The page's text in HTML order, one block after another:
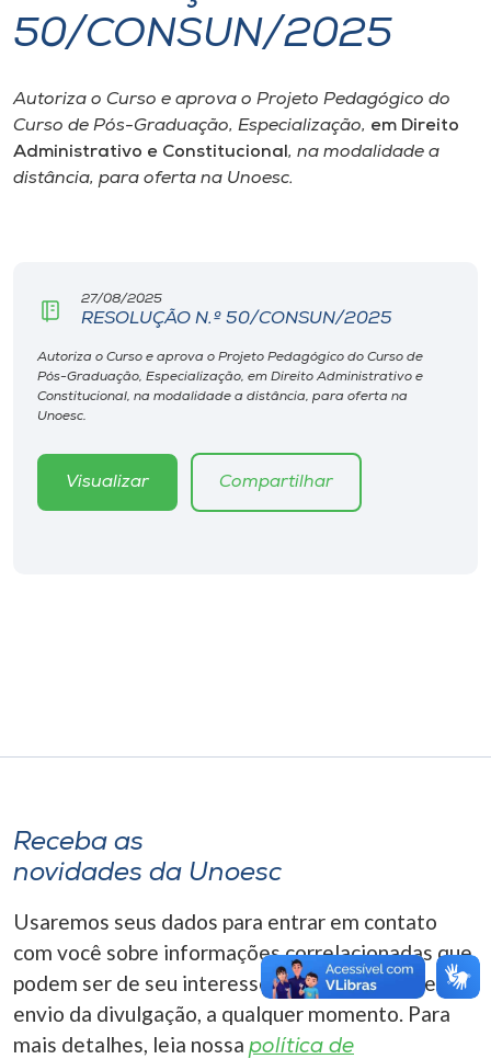
I.nova
Diplomados
Cultura
Biblioteca
Editora
Museu
A-
50/CONSUN/2025
Autoriza o Curso e aprova o Projeto Pedagógico do
Curso de Pós-Graduação, Especialização, em Direito
Administrativo e Constitucional, na modalidade a
distância, para oferta na Unoesc.
27/08/2025
RESOLUÇÃO N.º 50/CONSUN/2025
Autoriza o Curso e aprova o Projeto Pedagógico do Curso de
Pós-Graduação, Especialização, em Direito Administrativo e
Constitucional, na modalidade a distância, para oferta na
Unoesc.
Visualizar Compartilhar
Receba as
novidades da Unoesc
Usaremos seus dados para entrar em contato
com você sobre informações correlacionadas que
podem ser de seu interesse. Você pode cancelar o
envio da divulgação, a qualquer momento. Para
mais detalhes, leia nossa política de